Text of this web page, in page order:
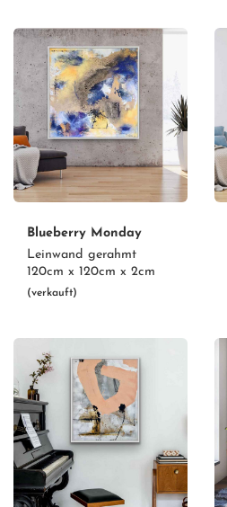
Blueberry Monday
Leinwand gerahmt
120cm x 120cm x 2cm
(verkauft)